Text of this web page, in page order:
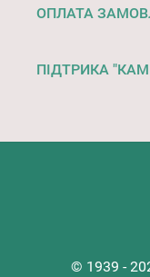
ОПЛАТА
ПІДТРИКА
© 1939 -